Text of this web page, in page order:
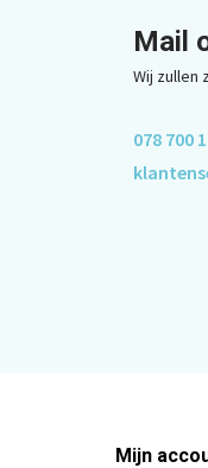
Mail
Wij zullen
078 700
Mijn